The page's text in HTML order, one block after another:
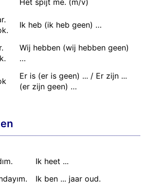
Het spijt me. (m/v)
Ik heb (ik heb geen) …
Wij hebben (wij hebben geen)
…
Er is (er is geen) ... / Er zijn ...
(er zijn geen) …
Ik heet ...
Ik ben ... jaar oud.